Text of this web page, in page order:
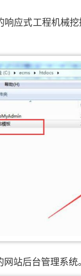
响应式工程机械
站后台管理系统